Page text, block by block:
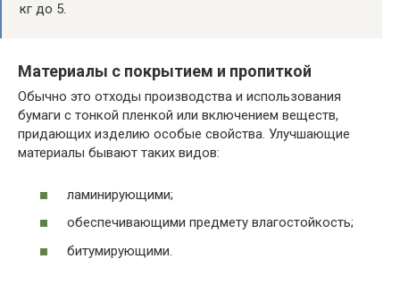
кг до 5.
Материалы с покрытием и пропиткой
Обычно это отходы производства и использования
бумаги с тонкой пленкой или включением веществ,
придающих изделию особые свойства. Улучшающие
материалы бывают таких видов:
ламинирующими;
обеспечивающими предмету влагостойкость;
битумирующими.